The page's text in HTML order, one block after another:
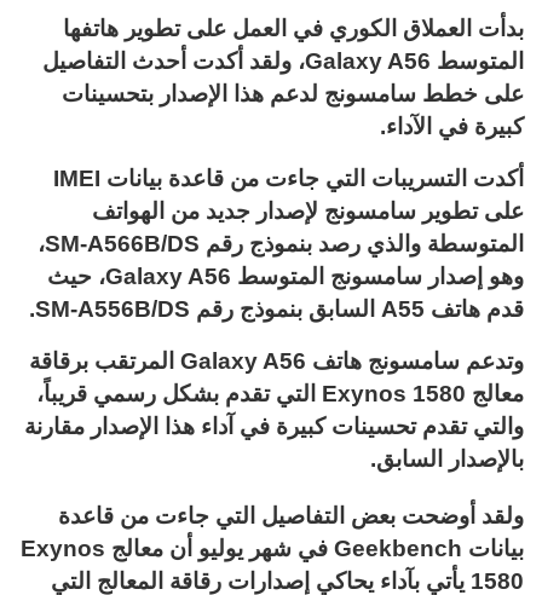
بدأت العملاق الكوري في العمل على تطوير هاتفها
المتوسط Galaxy A56، ولقد أكدت أحدث التفاصيل
على خطط سامسونج لدعم هذا الإصدار بتحسينات
كبيرة في الآداء.
أكدت التسريبات التي جاءت من قاعدة بيانات IMEI
على تطوير سامسونج لإصدار جديد من الهواتف
المتوسطة والذي رصد بنموذج رقم SM-A566B/DS،
وهو إصدار سامسونج المتوسط Galaxy A56، حيث
قدم هاتف A55 السابق بنموذج رقم SM-A556B/DS.
وتدعم سامسونج هاتف Galaxy A56 المرتقب برقاقة
معالج Exynos 1580 التي تقدم بشكل رسمي قريباً،
والتي تقدم تحسينات كبيرة في آداء هذا الإصدار مقارنة
بالإصدار السابق.
ولقد أوضحت بعض التفاصيل التي جاءت من قاعدة
بيانات Geekbench في شهر يوليو أن معالج Exynos
1580 يأتي بآداء يحاكي إصدارات رقاقة المعالج التي